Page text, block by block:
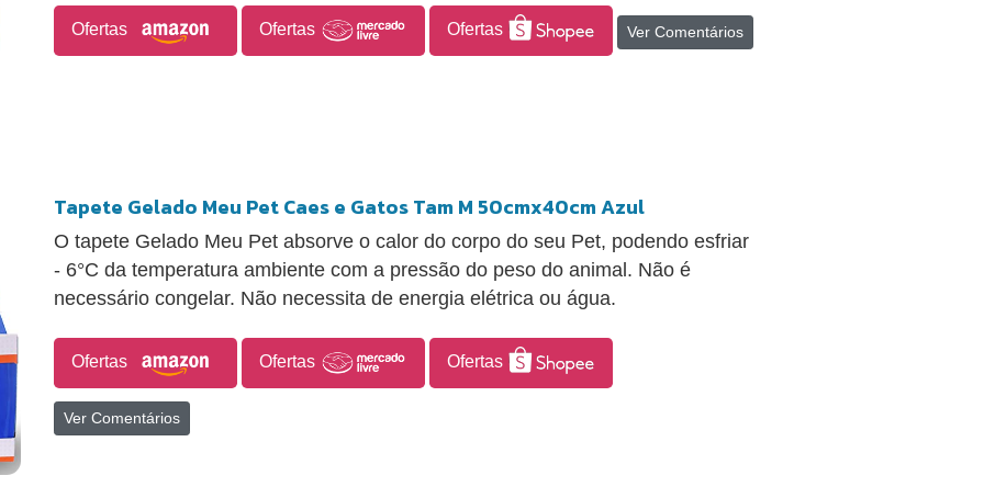
Ofertas Ofertas Ofertas Ver Comentários
Tapete Gelado Meu Pet Caes e Gatos Tam M 50cmx40cm Azul
O tapete Gelado Meu Pet absorve o calor do corpo do seu Pet, podendo esfriar
- 6°C da temperatura ambiente com a pressão do peso do animal. Não é
necessário congelar. Não necessita de energia elétrica ou água.
Ofertas Ofertas Ofertas
Ver Comentários